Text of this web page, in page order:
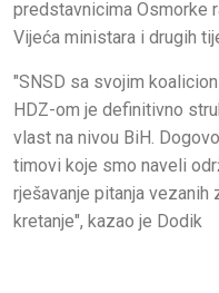
predstavnicima Osmorke
Vijeća ministara i drugih
"SNSD sa svojim
HDZ-om je definitivno
vlast na nivou BiH.
timovi koje smo naveli
rješavanje pitanja
kretanje", kazao je Dodik